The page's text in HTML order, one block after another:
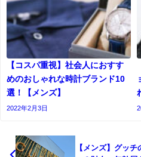
【コスパ重視】社会人におすす
めのおしゃれな時計ブランド10
選！【メンズ】
2022年2月3日
【メンズ】グッ